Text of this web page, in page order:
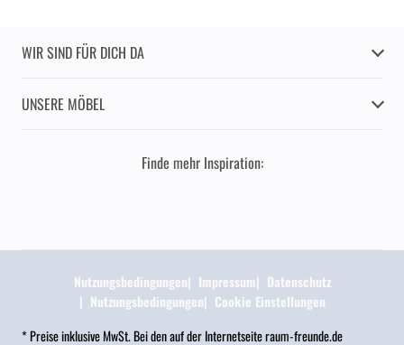
WIR SIND FÜR DICH DA
UNSERE MÖBEL
Finde mehr Inspiration:
Nutzungsbedingungen Impressum
Datenschutz
Nutzungsbedingungen
Cookie Einstellungen
* Preise inklusive MwSt. Bei den auf der Internetseite raum-freunde.de